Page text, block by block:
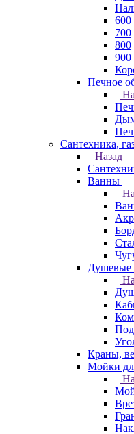
600
700
800
900
Печное
Сантехника,
Назад
Ванны
Душевые
Краны,
Мойки